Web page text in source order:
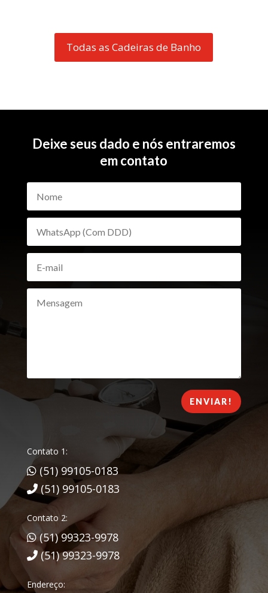
Todas as Cadeiras de Banho
Deixe seus dado e nós entraremos
em contato
ENVIAR!
Contato 1:
(51) 99105-0183
(51) 99105-0183
Contato 2:
(51) 99323-9978
(51) 99323-9978
Endereço: